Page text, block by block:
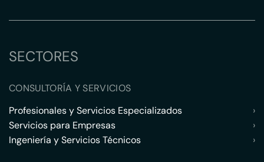
SECTORES
CONSULTORÍA Y SERVICIOS
Profesionales y Servicios Especializados
›
Servicios para Empresas
›
Ingeniería y Servicios Técnicos
›